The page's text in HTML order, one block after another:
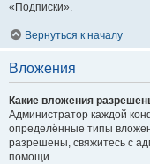
«Подписки».
Вернуться к началу
Вложения
Какие вложения
Администратор каждой
определённые типы
разрешены, свяжитесь с
помощи.